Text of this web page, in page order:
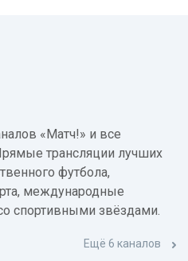
«Матч!» и все
трансляции лучших
футбола,
международные
спортивными звёздами.
Ещё 6 каналов